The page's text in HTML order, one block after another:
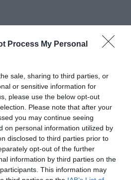
Process My Personal
sale, sharing to third parties, or
or sensitive information for
please use the below opt-out
Please note that after your
you may continue seeing
on personal information utilized by
disclosed to third parties prior to
opt-out of the further
information by third parties on the
This information may
Google Hírek oldalán!